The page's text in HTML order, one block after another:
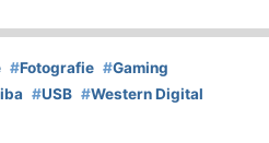
#Fotografie #Gaming
#USB #Western Digital